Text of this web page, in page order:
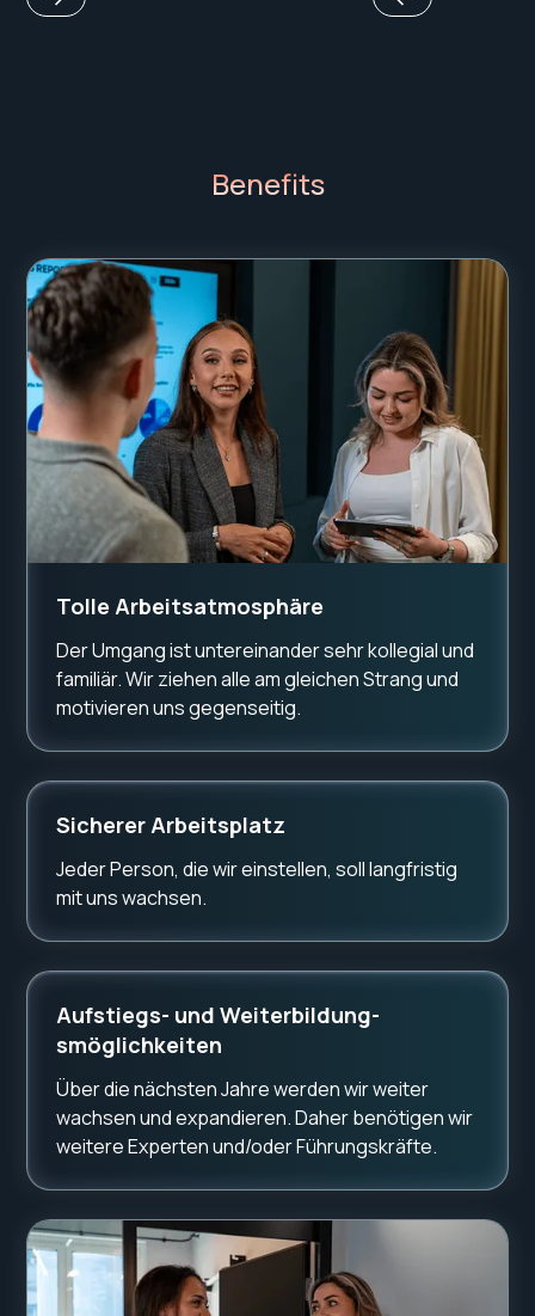
Benefits
Tolle Arbeitsatmosphäre
Der Umgang ist untereinander sehr kollegial und
familiär. Wir ziehen alle am gleichen Strang und
motivieren uns gegenseitig.
Sicherer Arbeitsplatz
Jeder Person, die wir einstellen, soll langfristig
mit uns wachsen.
Aufstiegs- und Weiterbildung-
smöglichkeiten
Über die nächsten Jahre werden wir weiter
wachsen und expandieren. Daher benötigen wir
weitere Experten und/oder Führungskräfte.